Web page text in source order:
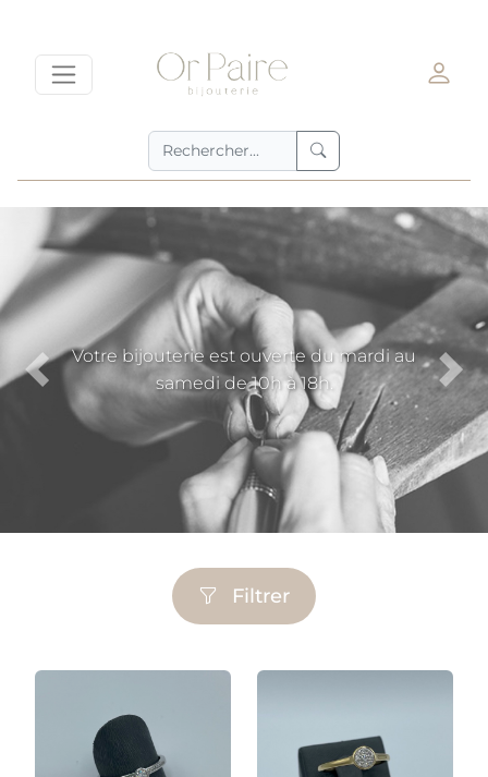
Votre bijouterie est ouverte du mardi au
samedi de 10h à 18h.
Filtrer